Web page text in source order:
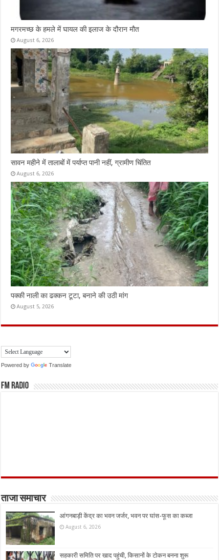
मगरमच्छ के हमले में घायल की इलाज के दौरान मौत
August 6, 2026
सावन महीने में तालाबों में पर्याप्त पानी नहीं, ग्रामीण चिंतित
August 6, 2026
पक्की नाली का ढक्कन टूटा, बनाने की उठी मांग
August 5, 2026
Powered by Translate
FM Radio
ताजा समाचार
आंगनबाड़ी केंद्र का भवन जर्जर, भवन पर घांस-फूस का कब्जा
August 6, 2026
सहकारी समिति पर खाद पहुंची, किसानों के टोकन बनना शुरू